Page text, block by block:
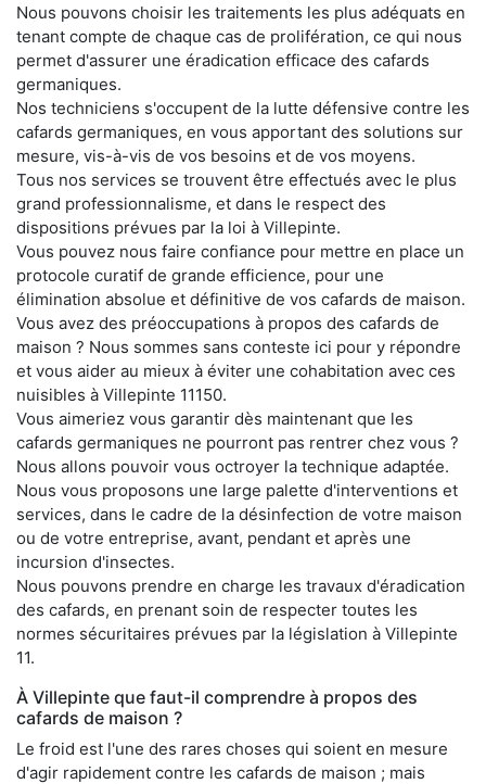
Nous pouvons choisir les traitements les plus adéquats en
tenant compte de chaque cas de prolifération, ce qui nous
permet d'assurer une éradication efficace des cafards
germaniques.
Nos techniciens s'occupent de la lutte défensive contre les
cafards germaniques, en vous apportant des solutions sur
mesure, vis-à-vis de vos besoins et de vos moyens.
Tous nos services se trouvent être effectués avec le plus
grand professionnalisme, et dans le respect des
dispositions prévues par la loi à Villepinte.
Vous pouvez nous faire confiance pour mettre en place un
protocole curatif de grande efficience, pour une
élimination absolue et définitive de vos cafards de maison.
Vous avez des préoccupations à propos des cafards de
maison ? Nous sommes sans conteste ici pour y répondre
et vous aider au mieux à éviter une cohabitation avec ces
nuisibles à Villepinte 11150.
Vous aimeriez vous garantir dès maintenant que les
cafards germaniques ne pourront pas rentrer chez vous ?
Nous allons pouvoir vous octroyer la technique adaptée.
Nous vous proposons une large palette d'interventions et
services, dans le cadre de la désinfection de votre maison
ou de votre entreprise, avant, pendant et après une
incursion d'insectes.
Nous pouvons prendre en charge les travaux d'éradication
des cafards, en prenant soin de respecter toutes les
normes sécuritaires prévues par la législation à Villepinte
11.
À Villepinte que faut-il comprendre à propos des
cafards de maison ?
Le froid est l'une des rares choses qui soient en mesure
d'agir rapidement contre les cafards de maison ; mais